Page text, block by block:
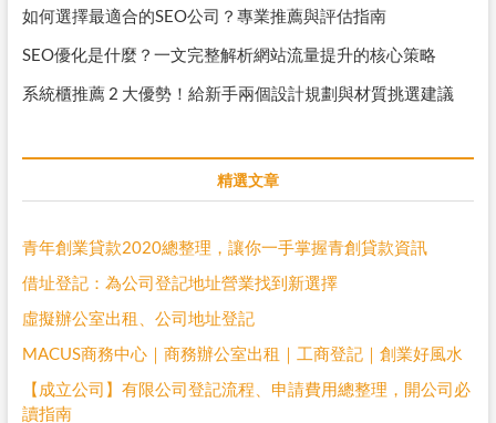
如何選擇最適合的SEO公司？專業推薦與評估指南
SEO優化是什麼？一文完整解析網站流量提升的核心策略
系統櫃推薦 2 大優勢！給新手兩個設計規劃與材質挑選建議
精選文章
青年創業貸款2020總整理，讓你一手掌握青創貸款資訊
借址登記：為公司登記地址營業找到新選擇
虛擬辦公室出租、公司地址登記
MACUS商務中心｜商務辦公室出租｜工商登記｜創業好風水
【成立公司】有限公司登記流程、申請費用總整理，開公司必
讀指南